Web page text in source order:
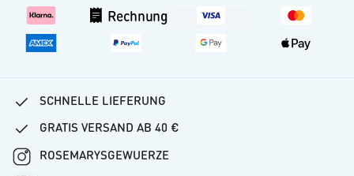
Versand
Vertrag widerrufen
Rechnung
SCHNELLE LIEFERUNG
GRATIS VERSAND AB 40 €
ROSEMARYSGEWUERZE